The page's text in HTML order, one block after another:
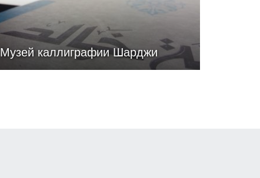
Музей каллиграфии Шарджи